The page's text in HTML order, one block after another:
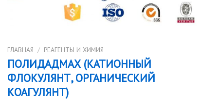
ГЛАВНАЯ / РЕАГЕНТЫ И ХИМИЯ
ПОЛИДАДМАХ (КАТИОННЫЙ
ФЛОКУЛЯНТ, ОРГАНИЧЕСКИЙ
КОАГУЛЯНТ)